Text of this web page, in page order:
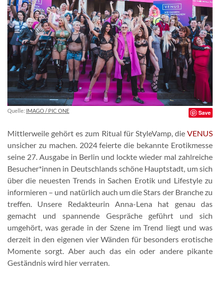
Quelle: IMAGO / PIC ONE Save
Mittlerweile gehört es zum Ritual für StyleVamp, die VENUS
unsicher zu machen. 2024 feierte die bekannte Erotikmesse
seine 27. Ausgabe in Berlin und lockte wieder mal zahlreiche
Besucher*innen in Deutschlands schöne Hauptstadt, um sich
über die neuesten Trends in Sachen Erotik und Lifestyle zu
informieren – und natürlich auch um die Stars der Branche zu
treffen. Unsere Redakteurin Anna-Lena hat genau das
gemacht und spannende Gespräche geführt und sich
umgehört, was gerade in der Szene im Trend liegt und was
derzeit in den eigenen vier Wänden für besonders erotische
Momente sorgt. Aber auch das ein oder andere pikante
Geständnis wird hier verraten.